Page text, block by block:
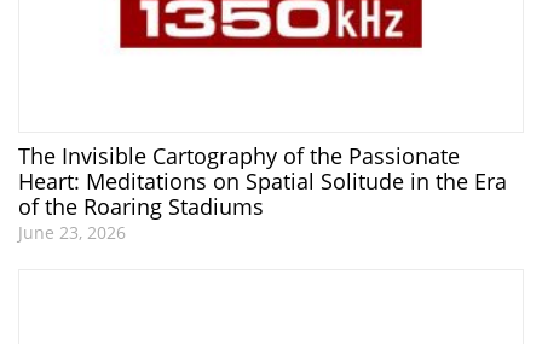
The Invisible Cartography of the Passionate
Heart: Meditations on Spatial Solitude in the Era
of the Roaring Stadiums
June 23, 2026